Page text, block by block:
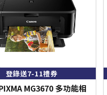
登錄送7-11禮券
MG3670 多功能相